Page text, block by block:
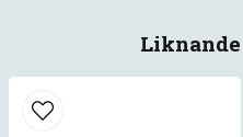
email
Mejladress